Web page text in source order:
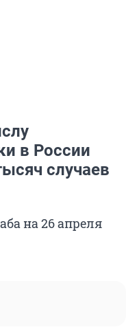
в России
случаев
на 26 апреля